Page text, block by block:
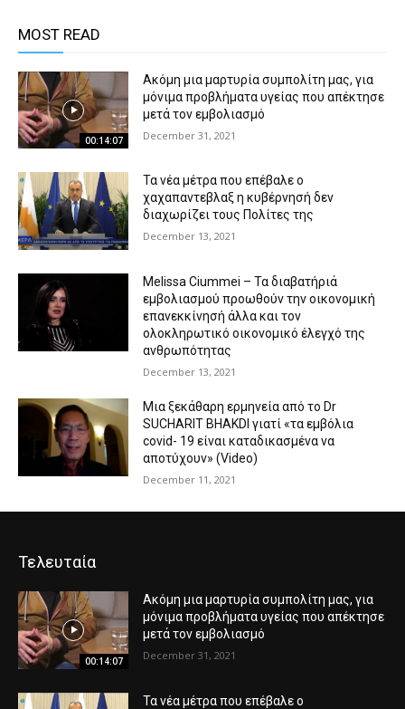
MOST READ
00:14:07
Ακόμη μια μαρτυρία συμπολίτη μας, για
μόνιμα προβλήματα υγείας που απέκτησε
μετά τον εμβολιασμό
December 31, 2021
Τα νέα μέτρα που επέβαλε ο
χαχαπαντεβλαξ η κυβέρνησή δεν
διαχωρίζει τους Πολίτες της
December 13, 2021
Melissa Ciummei – Τα διαβατήριά
εμβολιασμού προωθούν την οικονομική
επανεκκίνησή άλλα και τον
ολοκληρωτικό οικονομικό έλεγχό της
ανθρωπότητας
December 13, 2021
Μια ξεκάθαρη ερμηνεία από το Dr
SUCHARIT BHAKDI γιατί «τα εμβόλια
covid- 19 είναι καταδικασμένα να
αποτύχουν» (Video)
December 11, 2021
Τελευταία
00:14:07
Ακόμη μια μαρτυρία συμπολίτη μας, για
μόνιμα προβλήματα υγείας που απέκτησε
μετά τον εμβολιασμό
December 31, 2021
Τα νέα μέτρα που επέβαλε ο